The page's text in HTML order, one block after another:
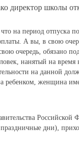
директор школы
на период отпуска
А вы, в свою
очередь, обязано
нанятый на время
на данной
ребенком, женщина
дни),